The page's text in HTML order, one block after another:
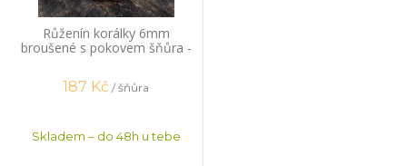
Růženín korálky 6mm
broušené s pokovem šňůra -
mix velikostí
187 Kč / šňůra
Skladem – do 48h u tebe